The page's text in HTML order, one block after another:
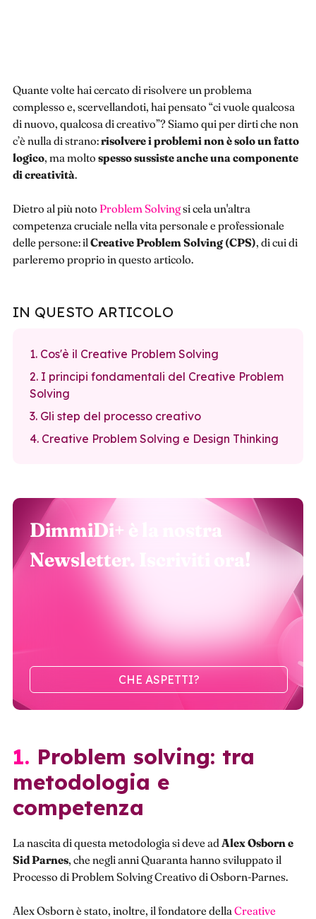
Quante volte hai cercato di risolvere un problema
complesso e, scervellandoti, hai pensato “ci vuole qualcosa
di nuovo, qualcosa di creativo”? Siamo qui per dirti che non
c’è nulla di strano:risolvere i problemi non è solo un fatto
logico, ma molto spesso sussiste anche una componente
di creatività.
Dietro al più noto Problem Solvingsi cela un'altra
competenza cruciale nella vita personale e professionale
delle persone: il Creative Problem Solving (CPS), di cui di
parleremo proprio in questo articolo.
IN QUESTO ARTICOLO
1. Cos'è il Creative Problem Solving
2. I principi fondamentali del Creative Problem
Solving
3. Gli step del processo creativo
4. Creative Problem Solving e Design Thinking
DimmiDi+ è la nostra
Newsletter. Iscriviti ora!
CHE ASPETTI?
1. Problem solving: tra
metodologia e
competenza
La nascita di questa metodologia si deve ad Alex Osborn e
Sid Parnes, che negli anni Quaranta hanno sviluppato il
Processo di Problem Solving Creativo di Osborn-Parnes.
Alex Osborn è stato, inoltre, il fondatore della Creative